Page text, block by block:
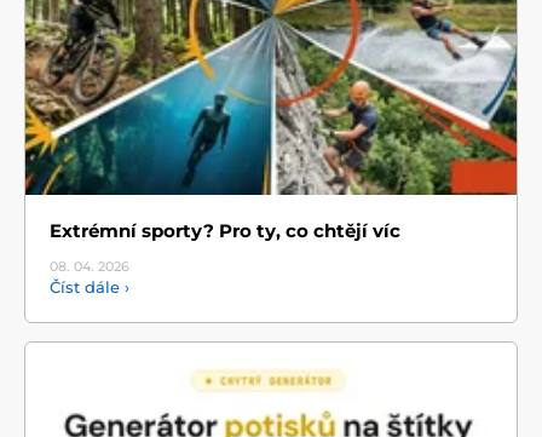
Extrémní sporty? Pro ty, co chtějí víc
08. 04. 2026
Číst dále ›